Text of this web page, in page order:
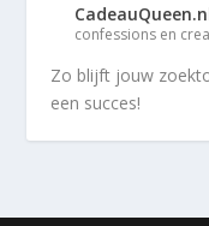
confessions en
Zo blijft jouw
een succes!